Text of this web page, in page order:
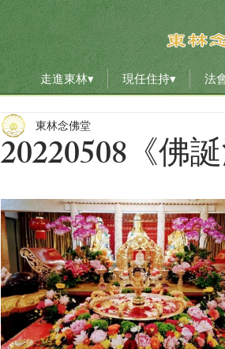
走進東林▾ 現任住持▾ 法
走進東林▾ 現任住持▾ 法
20220508《佛
東林念佛堂